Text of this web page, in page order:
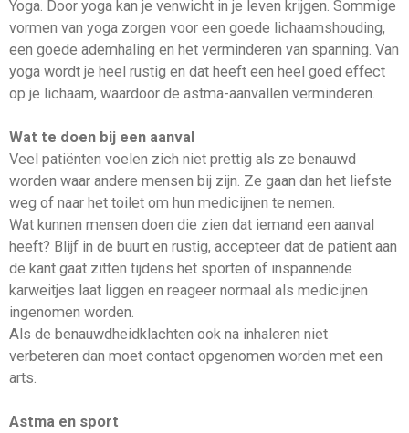
Yoga. Door yoga kan je venwicht in je leven krijgen. Sommige
vormen van yoga zorgen voor een goede lichaamshouding,
een goede ademhaling en het verminderen van spanning. Van
yoga wordt je heel rustig en dat heeft een heel goed effect
op je lichaam, waardoor de astma-aanvallen verminderen.
Wat te doen bij een aanval
Veel patiënten voelen zich niet prettig als ze benauwd
worden waar andere mensen bij zijn. Ze gaan dan het liefste
weg of naar het toilet om hun medicijnen te nemen.
Wat kunnen mensen doen die zien dat iemand een aanval
heeft? Blijf in de buurt en rustig, accepteer dat de patient aan
de kant gaat zitten tijdens het sporten of inspannende
karweitjes laat liggen en reageer normaal als medicijnen
ingenomen worden.
Als de benauwdheidklachten ook na inhaleren niet
verbeteren dan moet contact opgenomen worden met een
arts.
Astma en sport